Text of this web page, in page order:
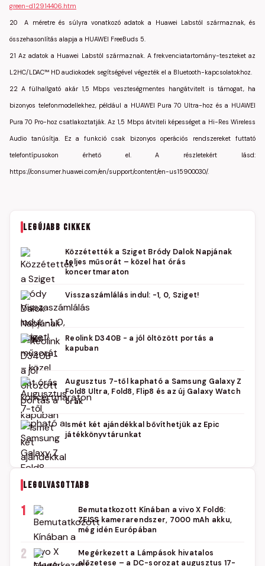
green-d12914406.htm
20 A méretre és súlyra vonatkozó adatok a Huawei Labstól származnak, és
összehasonlítás alapja a HUAWEI FreeBuds 5.
21 Az adatok a Huawei Labstól származnak. A frekvenciatartomány-teszteket az
L2HC/LDAC™ HD audiokodek segítségével végezték el a Bluetooth-kapcsolatokhoz.
22 A fülhallgató akár 1,5 Mbps veszteségmentes hangátvitelt is támogat, ha
bizonyos telefonmodellekhez, például a HUAWEI Pura 70 Ultra-hoz és a HUAWEI
Pura 70 Pro-hoz csatlakoztatják. Az 1,5 Mbps átviteli képességet a Hi-Res Wireless
Audio tanúsítja. Ez a funkció csak bizonyos operációs rendszereket futtató
telefontípusokon érhető el. A részletekért lásd:
https://consumer.huawei.com/en/support/content/en-us15900030/.
LEGÚJABB CIKKEK
Közzétették a Sziget Bródy Dalok Napjának
teljes műsorát – közel hat órás
koncertmaraton
Visszaszámlálás indul: -1, 0, Sziget!
Reolink D340B - a jól öltözött portás a
kapuban
Augusztus 7-től kapható a Samsung Galaxy Z
Fold8 Ultra, Fold8, Flip8 és az új Galaxy Watch
órák
Ismét két ajándékkal bővíthetjük az Epic
játékkönyvtárunkat
LEGOLVASOTTABB
1
Bemutatkozott Kínában a vivo X Fold6:
ZEISS kamerarendszer, 7000 mAh akku,
még idén Európában
2
Megérkezett a Lámpások hivatalos
előzetese – a DC-sorozat augusztus 17-